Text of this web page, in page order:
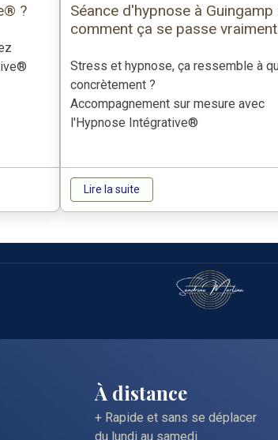
?
Séance d'hypnose à Guingamp
comment ça se passe
Stress et hypnose, ça ressemble à
concrètement ?
Accompagnement sur mesure avec
l'Hypnose Intégrative®
Lire la suite
À distance
+ Rapide et sans se déplacer
du lundi au samedi